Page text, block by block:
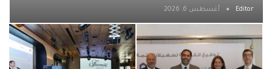
Editor أغسطس 6, 2026